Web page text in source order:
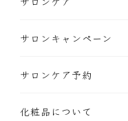
サロンキャンペーン
サロンケア予約
化粧品について